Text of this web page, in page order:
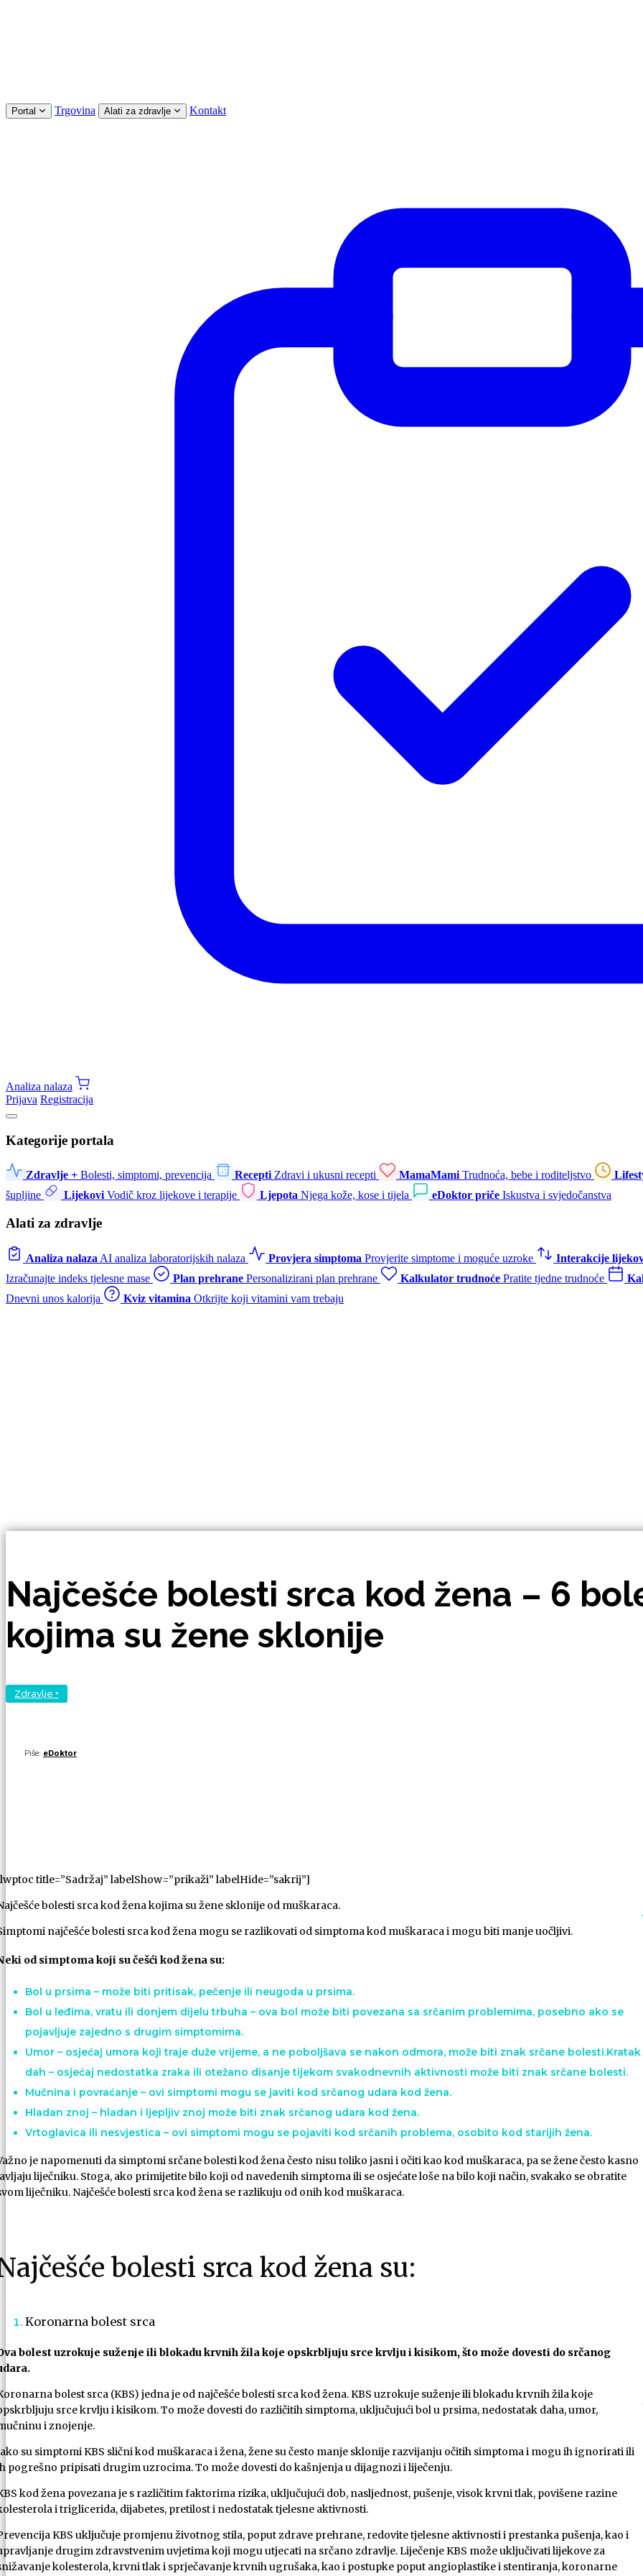
Portal Trgovina Alati za zdravlje Kontakt
Analiza nalaza
Prijava Registracija
Kategorije portala
Zdravlje + Bolesti, simptomi, prevencija Recepti Zdravi i ukusni recepti MamaMami Trudnoća, bebe i roditeljstvo
šupljine
Lijekovi Vodič kroz lijekove i terapije Ljepota Njega kože, kose i tijela eDoktor priče Iskustva i svjedočanstva
Alati za zdravlje
Analiza nalaza AI analiza laboratorijskih nalaza Provjera simptoma Provjerite simptome i moguće uzroke
Interakcije
Izračunajte indeks tjelesne mase
Plan prehrane Personalizirani plan prehrane Kalkulator trudnoće Pratite tjedne trudnoće
Dnevni unos kalorija
Kviz vitamina Otkrijte koji vitamini vam trebaju
Najčešće bolesti srca kod žena – 6
kojima su žene sklonije
Zdravlje +
Piše: eDoktor
title=”Sadržaj” labelShow=”prikaži” labelHide=”sakrij”]
bolesti srca kod žena kojima su žene sklonije od muškaraca.
najčešće bolesti srca kod žena mogu se razlikovati od simptoma kod muškaraca i mogu biti manje uočljivi.
od simptoma koji su češći kod žena su:
Bol u prsima – može biti pritisak, pečenje ili neugoda u prsima.
Bol u leđima, vratu ili donjem dijelu trbuha – ova bol može biti povezana sa srčanim problemima, posebno ako se
pojavljuje zajedno s drugim simptomima.
Umor – osjećaj umora koji traje duže vrijeme, a ne poboljšava se nakon odmora, može biti znak srčane bolesti.Kratak
dah – osjećaj nedostatka zraka ili otežano disanje tijekom svakodnevnih aktivnosti može biti znak srčane bolesti.
Mučnina i povraćanje – ovi simptomi mogu se javiti kod srčanog udara kod žena.
Hladan znoj – hladan i ljepljiv znoj može biti znak srčanog udara kod žena.
Vrtoglavica ili nesvjestica – ovi simptomi mogu se pojaviti kod srčanih problema, osobito kod starijih žena.
je napomenuti da simptomi srčane bolesti kod žena često nisu toliko jasni i očiti kao kod muškaraca, pa se žene često kasno
liječniku. Stoga, ako primijetite bilo koji od navedenih simptoma ili se osjećate loše na bilo koji način, svakako se obratite
liječniku. Najčešće bolesti srca kod žena se razlikuju od onih kod muškaraca.
bolesti srca kod žena su:
Koronarna bolest srca
bolest uzrokuje suženje ili blokadu krvnih žila koje opskrbljuju srce krvlju i kisikom, što može dovesti do srčanog
bolest srca (KBS) jedna je od najčešće bolesti srca kod žena. KBS uzrokuje suženje ili blokadu krvnih žila koje
srce krvlju i kisikom. To može dovesti do različitih simptoma, uključujući bol u prsima, nedostatak daha, umor,
i znojenje.
su simptomi KBS slični kod muškaraca i žena, žene su često manje sklonije razvijanju očitih simptoma i mogu ih ignorirati ili
pogrešno pripisati drugim uzrocima. To može dovesti do kašnjenja u dijagnozi i liječenju.
kod žena povezana je s različitim faktorima rizika, uključujući dob, nasljednost, pušenje, visok krvni tlak, povišene razine
i triglicerida, dijabetes, pretilost i nedostatak tjelesne aktivnosti.
KBS uključuje promjenu životnog stila, poput zdrave prehrane, redovite tjelesne aktivnosti i prestanka pušenja, kao i
drugim zdravstvenim uvjetima koji mogu utjecati na srčano zdravlje. Liječenje KBS može uključivati ​​lijekove za
kolesterola, krvni tlak i sprječavanje krvnih ugrušaka, kao i postupke poput angioplastike i stentiranja, koronarne